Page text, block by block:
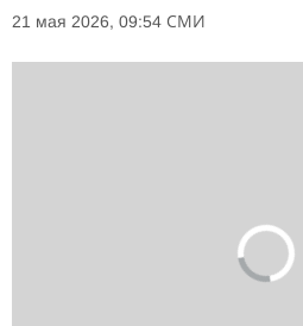
21 мая 2026, 09:54 СМИ